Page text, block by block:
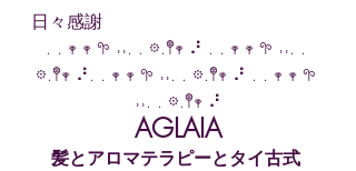
日々感謝
. . 𖥧 𖥧 𖧧 ˒˒. . 𖡼.𖤣𖥧 ⠜ . . 𖥧 𖥧 𖧧 ˒˒. .
𖡼.𖤣𖥧 ⠜. . 𖥧 𖥧 𖧧 ˒˒. . 𖡼.𖤣𖥧 ⠜ . . 𖥧 𖥧 𖧧
˒˒. . 𖡼.𖤣𖥧 ⠜
AGLAIA
髪とアロマテラピーとタイ古式